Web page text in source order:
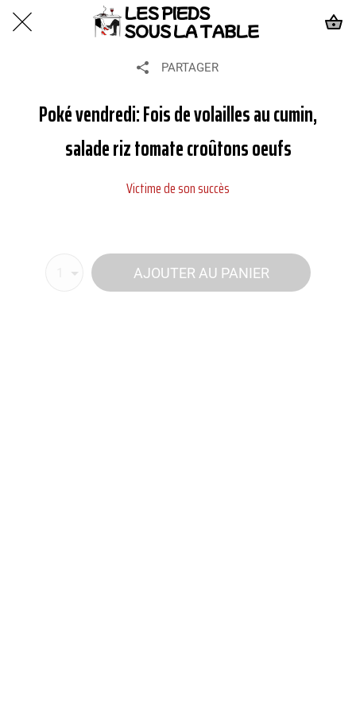
PARTAGER
Poké vendredi: Fois de volailles au cumin,
salade riz tomate croûtons oeufs
Victime de son succès
AJOUTER AU PANIER